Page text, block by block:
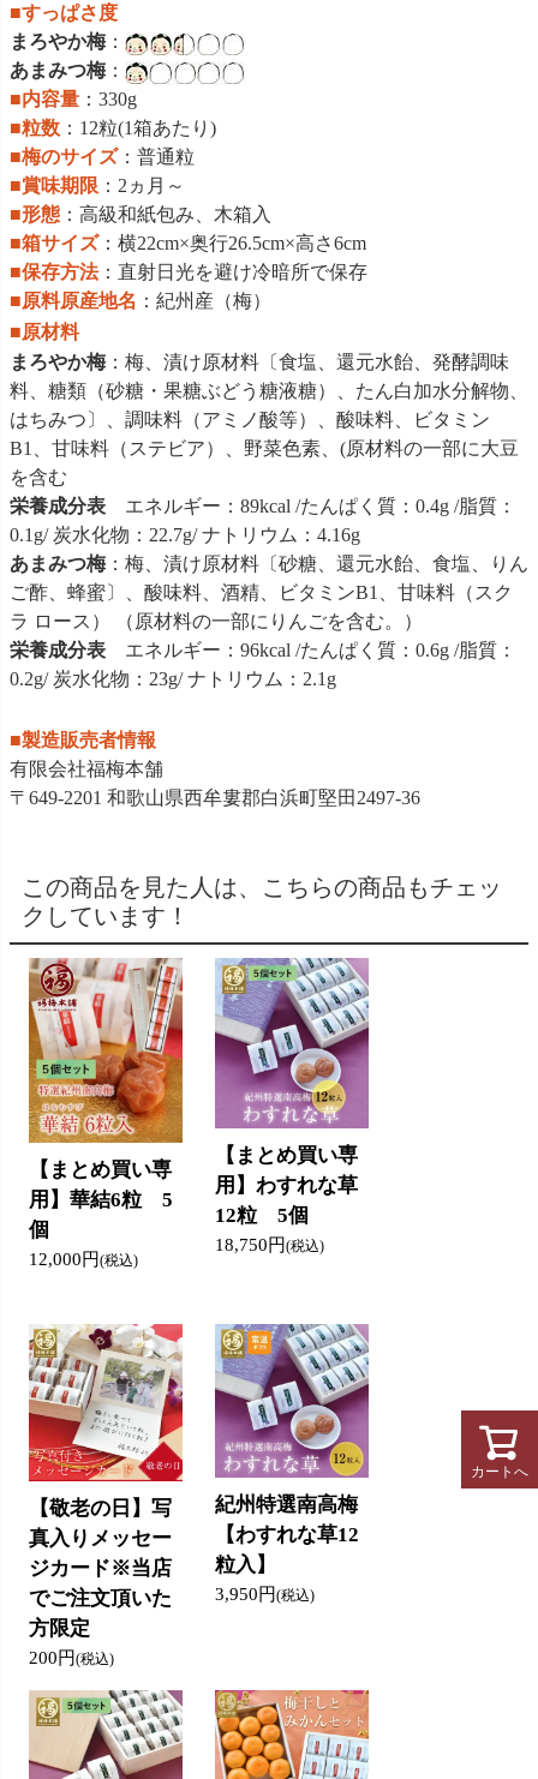
カートへ
■すっぱさ度
まろやか梅：
あまみつ梅：
■内容量 ：330g
■粒数 ：12粒(1箱あたり)
■梅のサイズ：普通粒
■賞味期限 ：2ヵ月～
■形態 ：高級和紙包み、木箱入
■箱サイズ：横22cm×奥行26.5cm×高さ6cm
■保存方法：直射日光を避け冷暗所で保存
■原料原産地名 ：紀州産（梅）
■原材料
まろやか梅：梅、漬け原材料〔食塩、還元水飴、発酵調味
料、糖類（砂糖・果糖ぶどう糖液糖）、たん白加水分解物、
はちみつ〕、調味料（アミノ酸等）、酸味料、ビタミン
B1、甘味料（ステビア）、野菜色素、(原材料の一部に大豆
を含む
栄養成分表 エネルギー：89kcal /たんぱく質：0.4g /脂質：
0.1g/ 炭水化物：22.7g/ ナトリウム：4.16g
あまみつ梅：梅、漬け原材料〔砂糖、還元水飴、食塩、りん
ご酢、蜂蜜〕、酸味料、酒精、ビタミンB1、甘味料（スク
ラ ロース） （原材料の一部にりんごを含む。）
栄養成分表 エネルギー：96kcal /たんぱく質：0.6g /脂質：
0.2g/ 炭水化物：23g/ ナトリウム：2.1g
■製造販売者情報
有限会社福梅本舗
〒649-2201 和歌山県西牟婁郡白浜町堅田2497-36
この商品を見た人は、こちらの商品もチェッ
クしています！
【まとめ買い専
用】華結6粒 5
個
12,000円(税込)
【まとめ買い専
用】わすれな草
12粒 5個
18,750円(税込)
【敬老の日】写
真入りメッセー
ジカード※当店
でご注文頂いた
方限定
200円(税込)
紀州特選南高梅
【わすれな草12
粒入】
3,950円(税込)